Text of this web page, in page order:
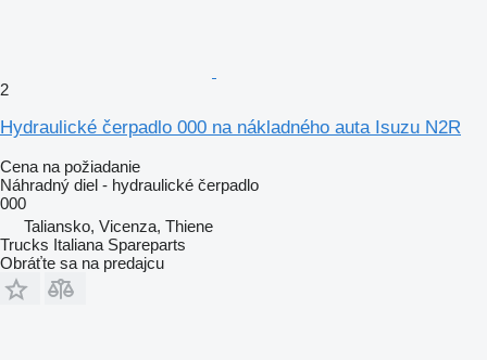
2
Hydraulické čerpadlo 000 na nákladného auta Isuzu N2R
Cena na požiadanie
Náhradný diel - hydraulické čerpadlo
000
Taliansko, Vicenza, Thiene
Trucks Italiana Spareparts
Obráťte sa na predajcu